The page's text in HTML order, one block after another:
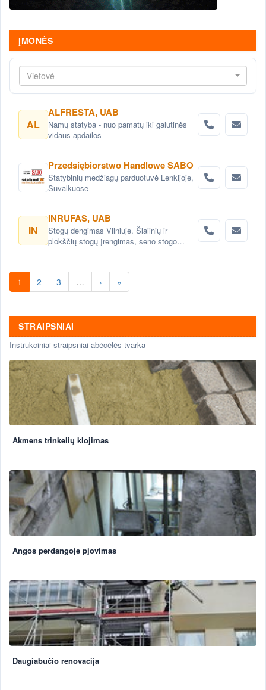
ĮMONĖS
Vietovė
AL
ALFRESTA, UAB
Namų statyba - nuo pamatų iki galutinės
vidaus apdailos
Przedsiębiorstwo Handlowe SABO
Statybinių medžiagų parduotuvė Lenkijoje,
Suvalkuose
IN
INRUFAS, UAB
Stogų dengimas Vilniuje. Šlaiinių ir
plokščių stogų įrengimas, seno stogo
Vilniuje. Stogų remonto darbai, stogo
renovacija Vilniuje.
1 2 3 … › »
STRAIPSNIAI
Instrukciniai straipsniai abėcėlės tvarka
Akmens trinkelių klojimas
Angos perdangoje pjovimas
Daugiabučio renovacija